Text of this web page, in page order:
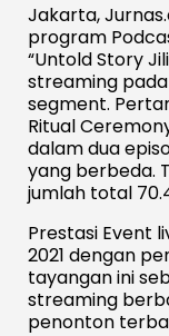
Jakarta,
program
“Untold Story
streaming
segment.
Ritual
dalam dua
yang berbeda.
jumlah total
Prestasi Event
2021 dengan
tayangan ini
streaming
penonton